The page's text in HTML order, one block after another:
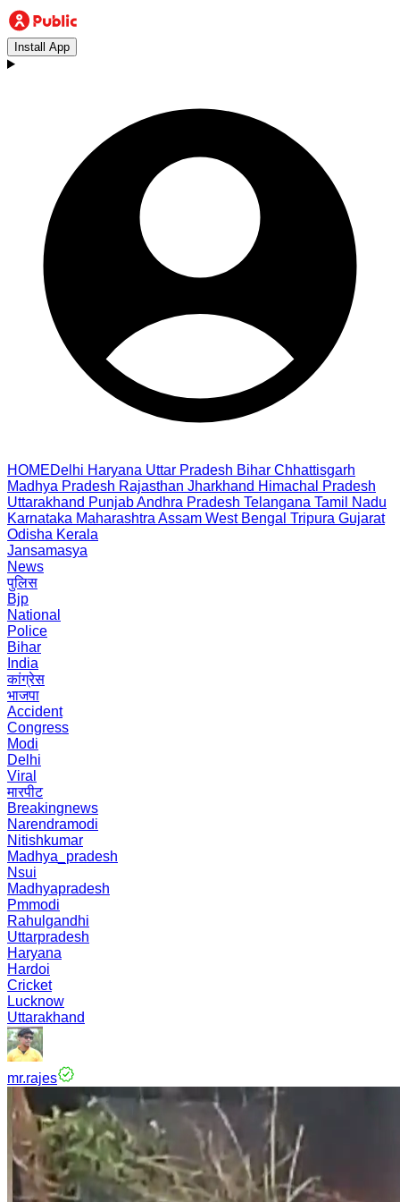
Install App
HOMEDelhi Haryana Uttar Pradesh Bihar Chhattisgarh
Madhya Pradesh Rajasthan Jharkhand Himachal Pradesh
Uttarakhand PunjabAndhra Pradesh Telangana Tamil Nadu
Karnataka Maharashtra Assam West Bengal Tripura Gujarat
Odisha Kerala
Jansamasya
News
पुलिस
Bjp
National
Police
Bihar
India
कांग्रेस
भाजपा
Accident
Congress
Modi
Delhi
Viral
मारपीट
Breakingnews
Narendramodi
Nitishkumar
Madhya_pradesh
Nsui
Madhyapradesh
Pmmodi
Rahulgandhi
Uttarpradesh
Haryana
Hardoi
Cricket
Lucknow
Uttarakhand
mr.rajes